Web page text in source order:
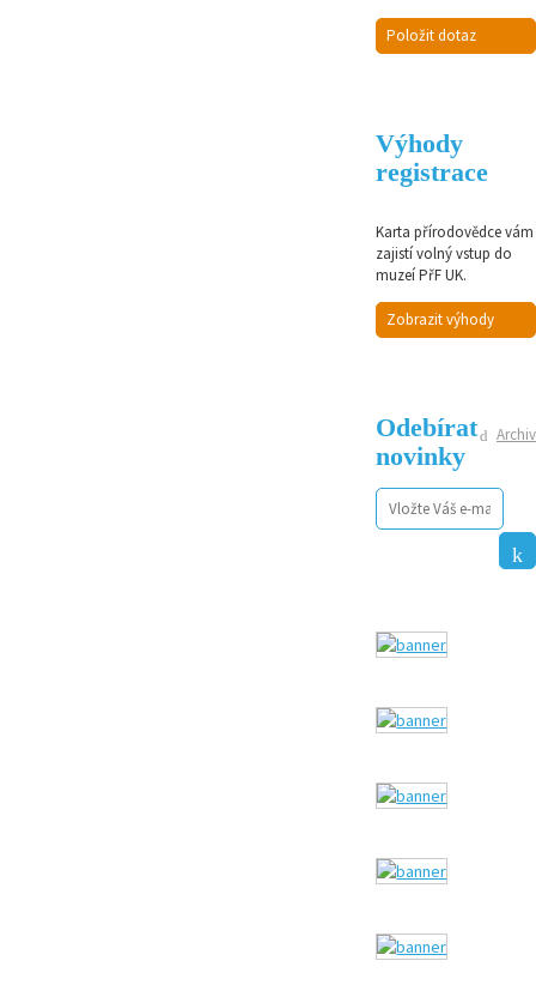
Položit dotaz
Výhody
registrace
Karta přírodovědce vám
zajistí volný vstup do
muzeí PřF UK.
Zobrazit výhody
Archiv
Odebírat
novinky